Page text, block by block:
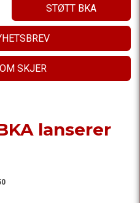
STØTT BKA
SKJER
lanserer